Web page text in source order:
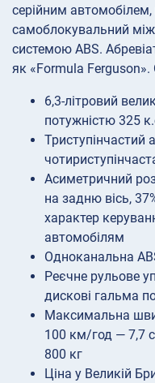
серійним
самоблокувальний
системою ABS.
як «Formula Ferguson».
6,3-літровий
потужністю 325
Триступінчастий
Асиметричний
на задню вісь,
характер
автомобілям
Одноканальна
Реєчне рульове
дискові гальма
Максимальна
100 км/год — 7,7
800 кг
Ціна у Великій